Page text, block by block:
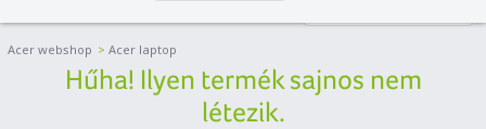
LAPTOP SZŰRŐ
Acer webshop > Acer laptop
Hűha! Ilyen termék sajnos nem
létezik.